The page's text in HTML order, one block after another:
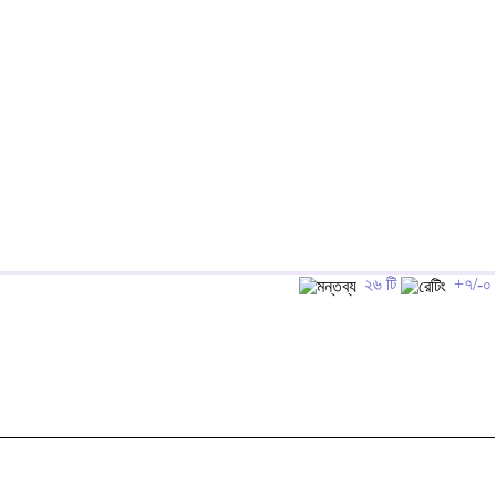
২৬ টি +৭/-০